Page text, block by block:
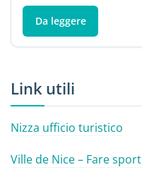
Da leggere
Link utili
Nizza ufficio turistico
Ville de Nice – Fare sport